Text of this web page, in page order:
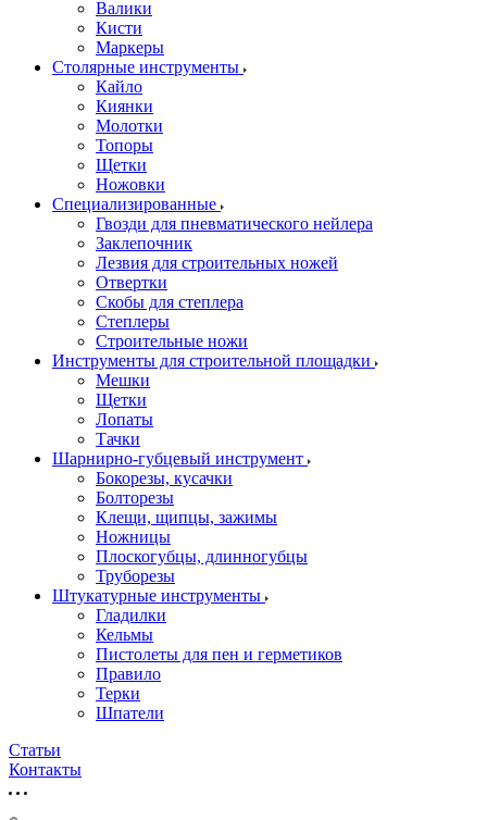
Валики
Кисти
Маркеры
Столярные инструменты
Кайло
Киянки
Молотки
Топоры
Щетки
Ножовки
Специализированные
Гвозди для пневматического нейлера
Заклепочник
Лезвия для строительных ножей
Отвертки
Скобы для степлера
Степлеры
Строительные ножи
Инструменты для строительной площадки
Мешки
Щетки
Лопаты
Тачки
Шарнирно-губцевый инструмент
Бокорезы, кусачки
Болторезы
Клещи, щипцы, зажимы
Ножницы
Плоскогубцы, длинногубцы
Труборезы
Штукатурные инструменты
Гладилки
Кельмы
Пистолеты для пен и герметиков
Правило
Терки
Шпатели
Статьи
Контакты